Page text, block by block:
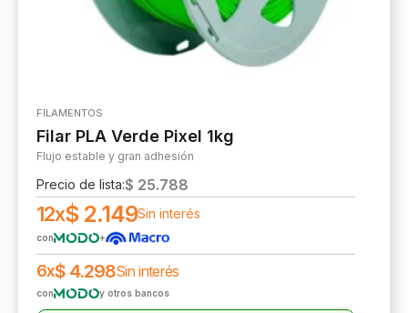
FILAMENTOS
Filar PLA Verde Pixel 1kg
Flujo estable y gran adhesión
Precio de lista:$ 25.788
12x$2.149Sin interés
con +
6x$ 4.298Sin interés
con y otros bancos